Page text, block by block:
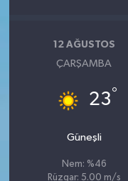
12 AĞUSTOS
ÇARŞAMBA
23°
Güneşli
Nem: %46
Rüzgar: 5.00 m/s